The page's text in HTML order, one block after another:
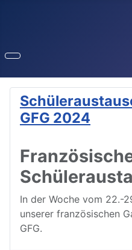
GFG 2024
In der Woche vom 22.-
unserer französischen
GFG.